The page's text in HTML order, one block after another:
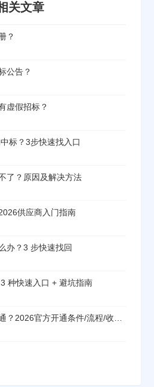
关文章
？
公告？
虚假招标？
标？3步快速找入口
了？原因及解决方法
供应商入门指南
办？3 步快速找回
种快速入口 + 避坑指南
云筑网云筑蜜蜂如何开通？2026官方开通条件/流程/收费标准一览
心的工作人员给您致电！